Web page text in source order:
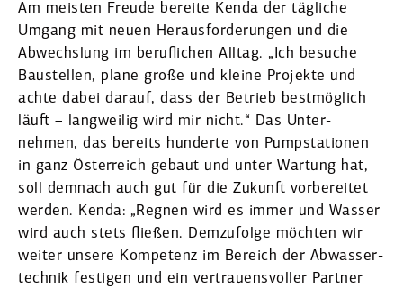
Am meisten Freude bereite Kenda der tägliche
Umgang mit neuen Heraus­for­de­rungen und die
Abwechslung im beruf­lichen Alltag. „Ich besuche
Baustellen, plane große und kleine Projekte und
achte dabei darauf, dass der Betrieb bestmöglich
läuft – langweilig wird mir nicht.“ Das Unter­
nehmen, das bereits hunderte von Pumpsta­tionen
in ganz Öster­reich gebaut und unter Wartung hat,
soll demnach auch gut für die Zukunft vorbe­reitet
werden. Kenda: „Regnen wird es immer und Wasser
wird auch stets fließen. Demzu­folge möchten wir
weiter unsere Kompetenz im Bereich der Abwas­ser­
technik festigen und ein vertrau­ens­voller Partner